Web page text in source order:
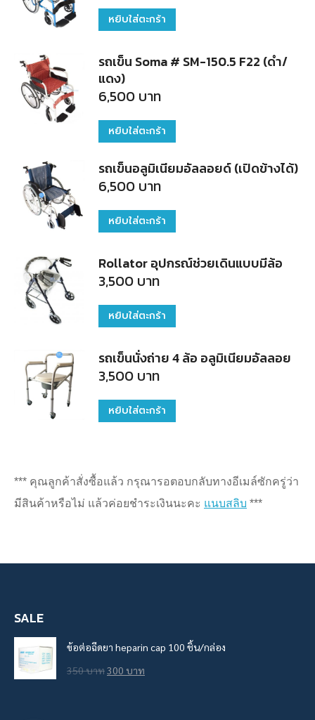
หยิบใส่ตะกร้า
รถเข็น Soma # SM-150.5 F22 (ดำ/
แดง)
6,500 บาท
หยิบใส่ตะกร้า
รถเข็นอลูมิเนียมอัลลอยด์ (เปิดข้างได้)
6,500 บาท
หยิบใส่ตะกร้า
Rollator อุปกรณ์ช่วยเดินแบบมีล้อ
3,500 บาท
หยิบใส่ตะกร้า
รถเข็นนั่งถ่าย 4 ล้อ อลูมิเนียมอัลลอย
3,500 บาท
หยิบใส่ตะกร้า
*** คุณลูกค้าสั่งซื้อแล้ว กรุณารอตอบกลับทางอีเมล์ซักครู่ว่า
มีสินค้าหรือไม่ แล้วค่อยชำระเงินนะคะ แนบสลิบ ***
SALE
ข้อต่อฉีดยา heparin cap 100 ชิ้น/กล่อง
350บาทOriginal
300 บาท